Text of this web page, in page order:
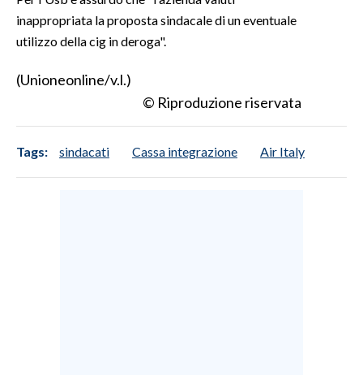
inappropriata la proposta sindacale di un eventuale
utilizzo della cig in deroga".
(Unioneonline/v.l.)
© Riproduzione riservata
Tags: sindacati Cassa integrazione Air Italy